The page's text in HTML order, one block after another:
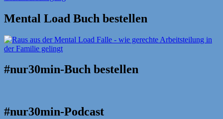
Mental Load Buch bestellen
#nur30min-Buch bestellen
#nur30min-Podcast